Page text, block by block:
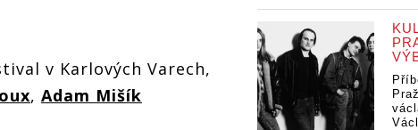
v Karlových Varech,
, Adam Mišík